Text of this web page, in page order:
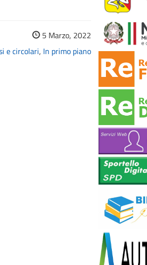
5 Marzo, 2022
e circolari, In primo piano